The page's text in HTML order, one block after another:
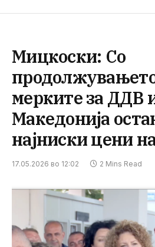
Мицкоски: Со
мерките за ДДВ
Македонија
најниски цени
17.05.2026 во 12:02 2 Mins Read